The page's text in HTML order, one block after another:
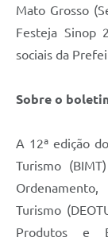
Mato Grosso
Festeja Sinop
sociais da
Sobre o
A 12ª edição
Turismo
Turismo
Produtos e